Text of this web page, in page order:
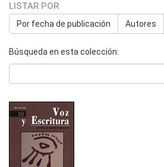
LISTAR POR
Por fecha de publicación Autores
Búsqueda en esta colección: